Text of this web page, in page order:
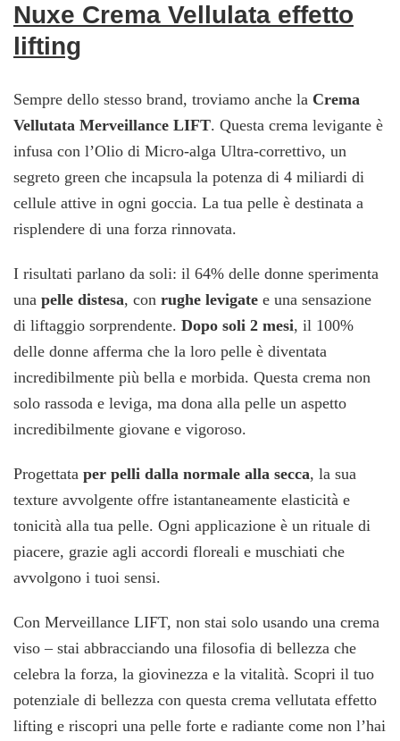
Nuxe Crema Vellulata effetto
lifting
Sempre dello stesso brand, troviamo anche la Crema
Vellutata Merveillance LIFT. Questa crema levigante è
infusa con l’Olio di Micro-alga Ultra-correttivo, un
segreto green che incapsula la potenza di 4 miliardi di
cellule attive in ogni goccia. La tua pelle è destinata a
risplendere di una forza rinnovata.
I risultati parlano da soli: il 64% delle donne sperimenta
una pelle distesa, con rughe levigate e una sensazione
di liftaggio sorprendente. Dopo soli 2 mesi, il 100%
delle donne afferma che la loro pelle è diventata
incredibilmente più bella e morbida. Questa crema non
solo rassoda e leviga, ma dona alla pelle un aspetto
incredibilmente giovane e vigoroso.
Progettata per pelli dalla normale alla secca, la sua
texture avvolgente offre istantaneamente elasticità e
tonicità alla tua pelle. Ogni applicazione è un rituale di
piacere, grazie agli accordi floreali e muschiati che
avvolgono i tuoi sensi.
Con Merveillance LIFT, non stai solo usando una crema
viso – stai abbracciando una filosofia di bellezza che
celebra la forza, la giovinezza e la vitalità. Scopri il tuo
potenziale di bellezza con questa crema vellutata effetto
lifting e riscopri una pelle forte e radiante come non l’hai